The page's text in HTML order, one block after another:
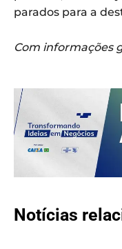
parados para a
Com informações
Notícias